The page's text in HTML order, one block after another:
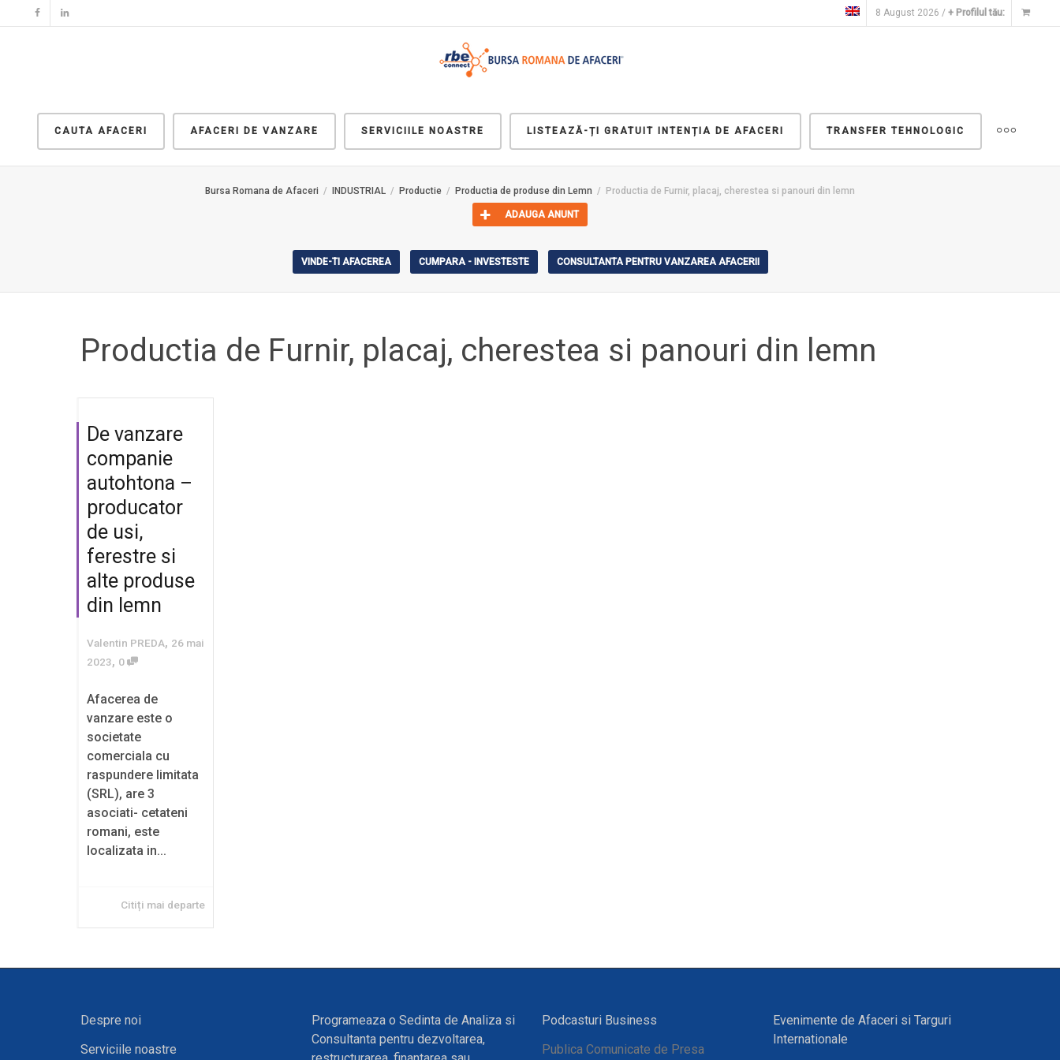
8 August 2026 / + Profilul tău:
CAUTA AFACERI AFACERI DE VANZARE SERVICIILE NOASTRE LISTEAZĂ-ȚI GRATUIT INTENȚIA DE AFACERI TRANSFER TEHNOLOGIC
Bursa Romana de Afaceri INDUSTRIAL Productie Productia de produse din Lemn Productia de Furnir, placaj, cherestea si panouri din lemn
ADAUGA ANUNT
VINDE-TI AFACEREA CUMPARA - INVESTESTE CONSULTANTA PENTRU VANZAREA AFACERII
Productia de Furnir, placaj, cherestea si panouri din lemn
De vanzare
companie
autohtona –
producator
de usi,
ferestre si
alte produse
din lemn
Valentin PREDA, 26 mai
2023, 0
Afacerea de
vanzare este o
societate
comerciala cu
raspundere limitata
(SRL), are 3
asociati- cetateni
romani, este
localizata in...
Citiți mai departe
Despre noi
Serviciile noastre
Programeaza o Sedinta de Analiza si
Consultanta pentru dezvoltarea,
Podcasturi Business
Publica Comunicate de Presa
Evenimente de Afaceri si Targuri
Internationale